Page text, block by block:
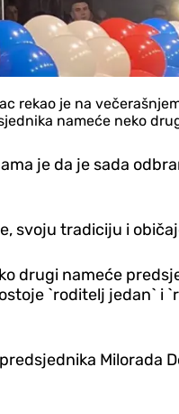
rekao je na
nameće neko
je da je sada
svoju tradiciju i
drugi nameće
`roditelj jedan` i